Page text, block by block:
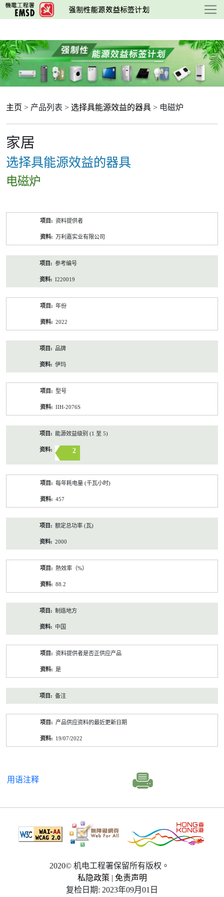
跳
至
要
内
容
主页 > 产品列表 > 选择具能源效益的器具 > 电磁炉
家居
选择具能源效益的器具
电磁炉
资料提供者
万利嘉实业有限公司
参考编号
I220019
年份
2022
品牌
伊玛
型号
IIH-2076S
能源效益级别 (1 至 5)
2
每年耗电量 (千瓦小时)
457
额定总功率 (瓦)
2000
熱效率（%）
88.2
制造地方
中国
资料提供者是否正供应产品
是
备注
产品供应资料的最近更新日期
19/07/2022
用语注释
2020© 机电工程署保留所有版权。
私隐政策 | 免责声明
复检日期: 2023年09月01日